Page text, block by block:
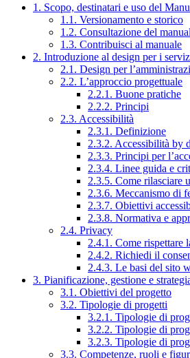
1. Scopo, destinatari e uso del
1.1. Versionamento e storico
1.2. Consultazione del
1.3. Contribuisci al manuale
2. Introduzione al design per i
2.1. Design per
2.2. L’approccio progettuale
2.2.1. Buone pratiche
2.2.2. Principi
2.3. Accessibilità
2.3.1. Definizione
2.3.2. Accessibilità by
2.3.3. Principi per
2.3.4. Linee guida e
2.3.5. Come rilasciare
2.3.6. Meccanismo di
2.3.7. Obiettivi
2.3.8. Normativa e
2.4. Privacy
2.4.1. Come rispettare
2.4.2. Richiedi il
2.4.3. Le basi del sito
3. Pianificazione, gestione e
3.1. Obiettivi del progetto
3.2. Tipologie di progetti
3.2.1. Tipologie di
3.2.2. Tipologie di
3.2.3. Tipologie di
3.3. Competenze, ruoli e